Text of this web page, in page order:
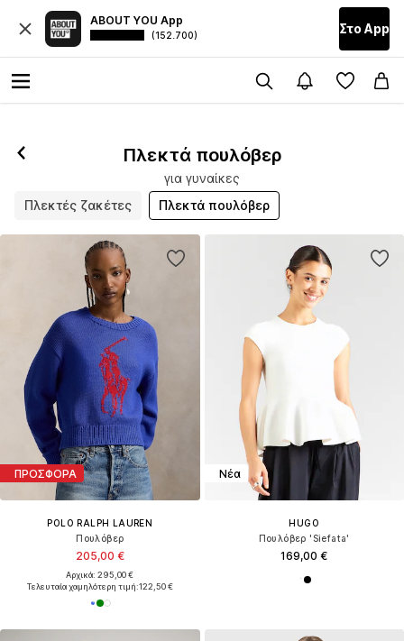
ABOUT YOU App
(152.700) Στο Αpp
Πλεκτά πουλόβερ
για γυναίκες
Πλεκτές ζακέτες
Πλεκτά πουλόβερ
ΠΡΟΣΦΟΡΑ
POLO RALPH LAUREN
Πουλόβερ
205,00 €
Αρχικά: 295,00 €
Τελευταία χαμηλότερη τιμή:122,50 €
Νέα
HUGO
Πουλόβερ 'Siefata'
169,00 €